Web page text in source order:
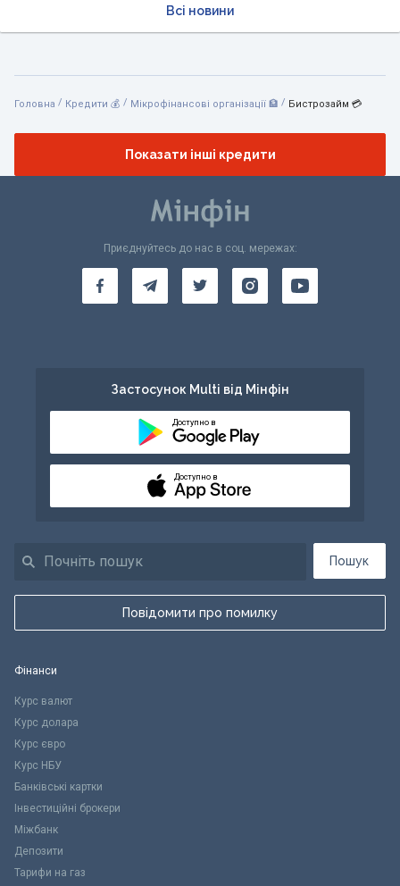
Всі новини
Головна / Кредити 💰 / Мікрофінансові організації 🏦 / Бистрозайм 💳
Показати інші кредити
Пошук
Повідомити про помилку
Приєднуйтесь до нас в соц. мережах:
Застосунок Multi від Мінфін
Доступно в
Доступно в
Фінанси
Курс валют
Курс долара
Курс євро
Курс НБУ
Банківські картки
Інвестиційні брокери
Міжбанк
Депозити
Тарифи на газ